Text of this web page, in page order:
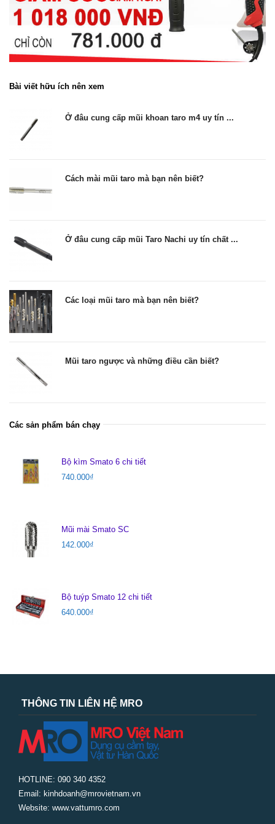
Bài viết hữu ích nên xem
Ở đâu cung cấp mũi khoan taro m4 uy tín ...
Cách mài mũi taro mà bạn nên biết?
Ở đâu cung cấp mũi Taro Nachi uy tín chất ...
Các loại mũi taro mà bạn nên biết?
Mũi taro ngược và những điều cần biết?
Các sản phẩm bán chạy
Bộ kìm Smato 6 chi tiết
740.000₫
Mũi mài Smato SC
142.000₫
Bộ tuýp Smato 12 chi tiết
640.000₫
THÔNG TIN LIÊN HỆ MRO
HOTLINE: 090 340 4352
Email: kinhdoanh@mrovietnam.vn
Website: www.vattumro.com